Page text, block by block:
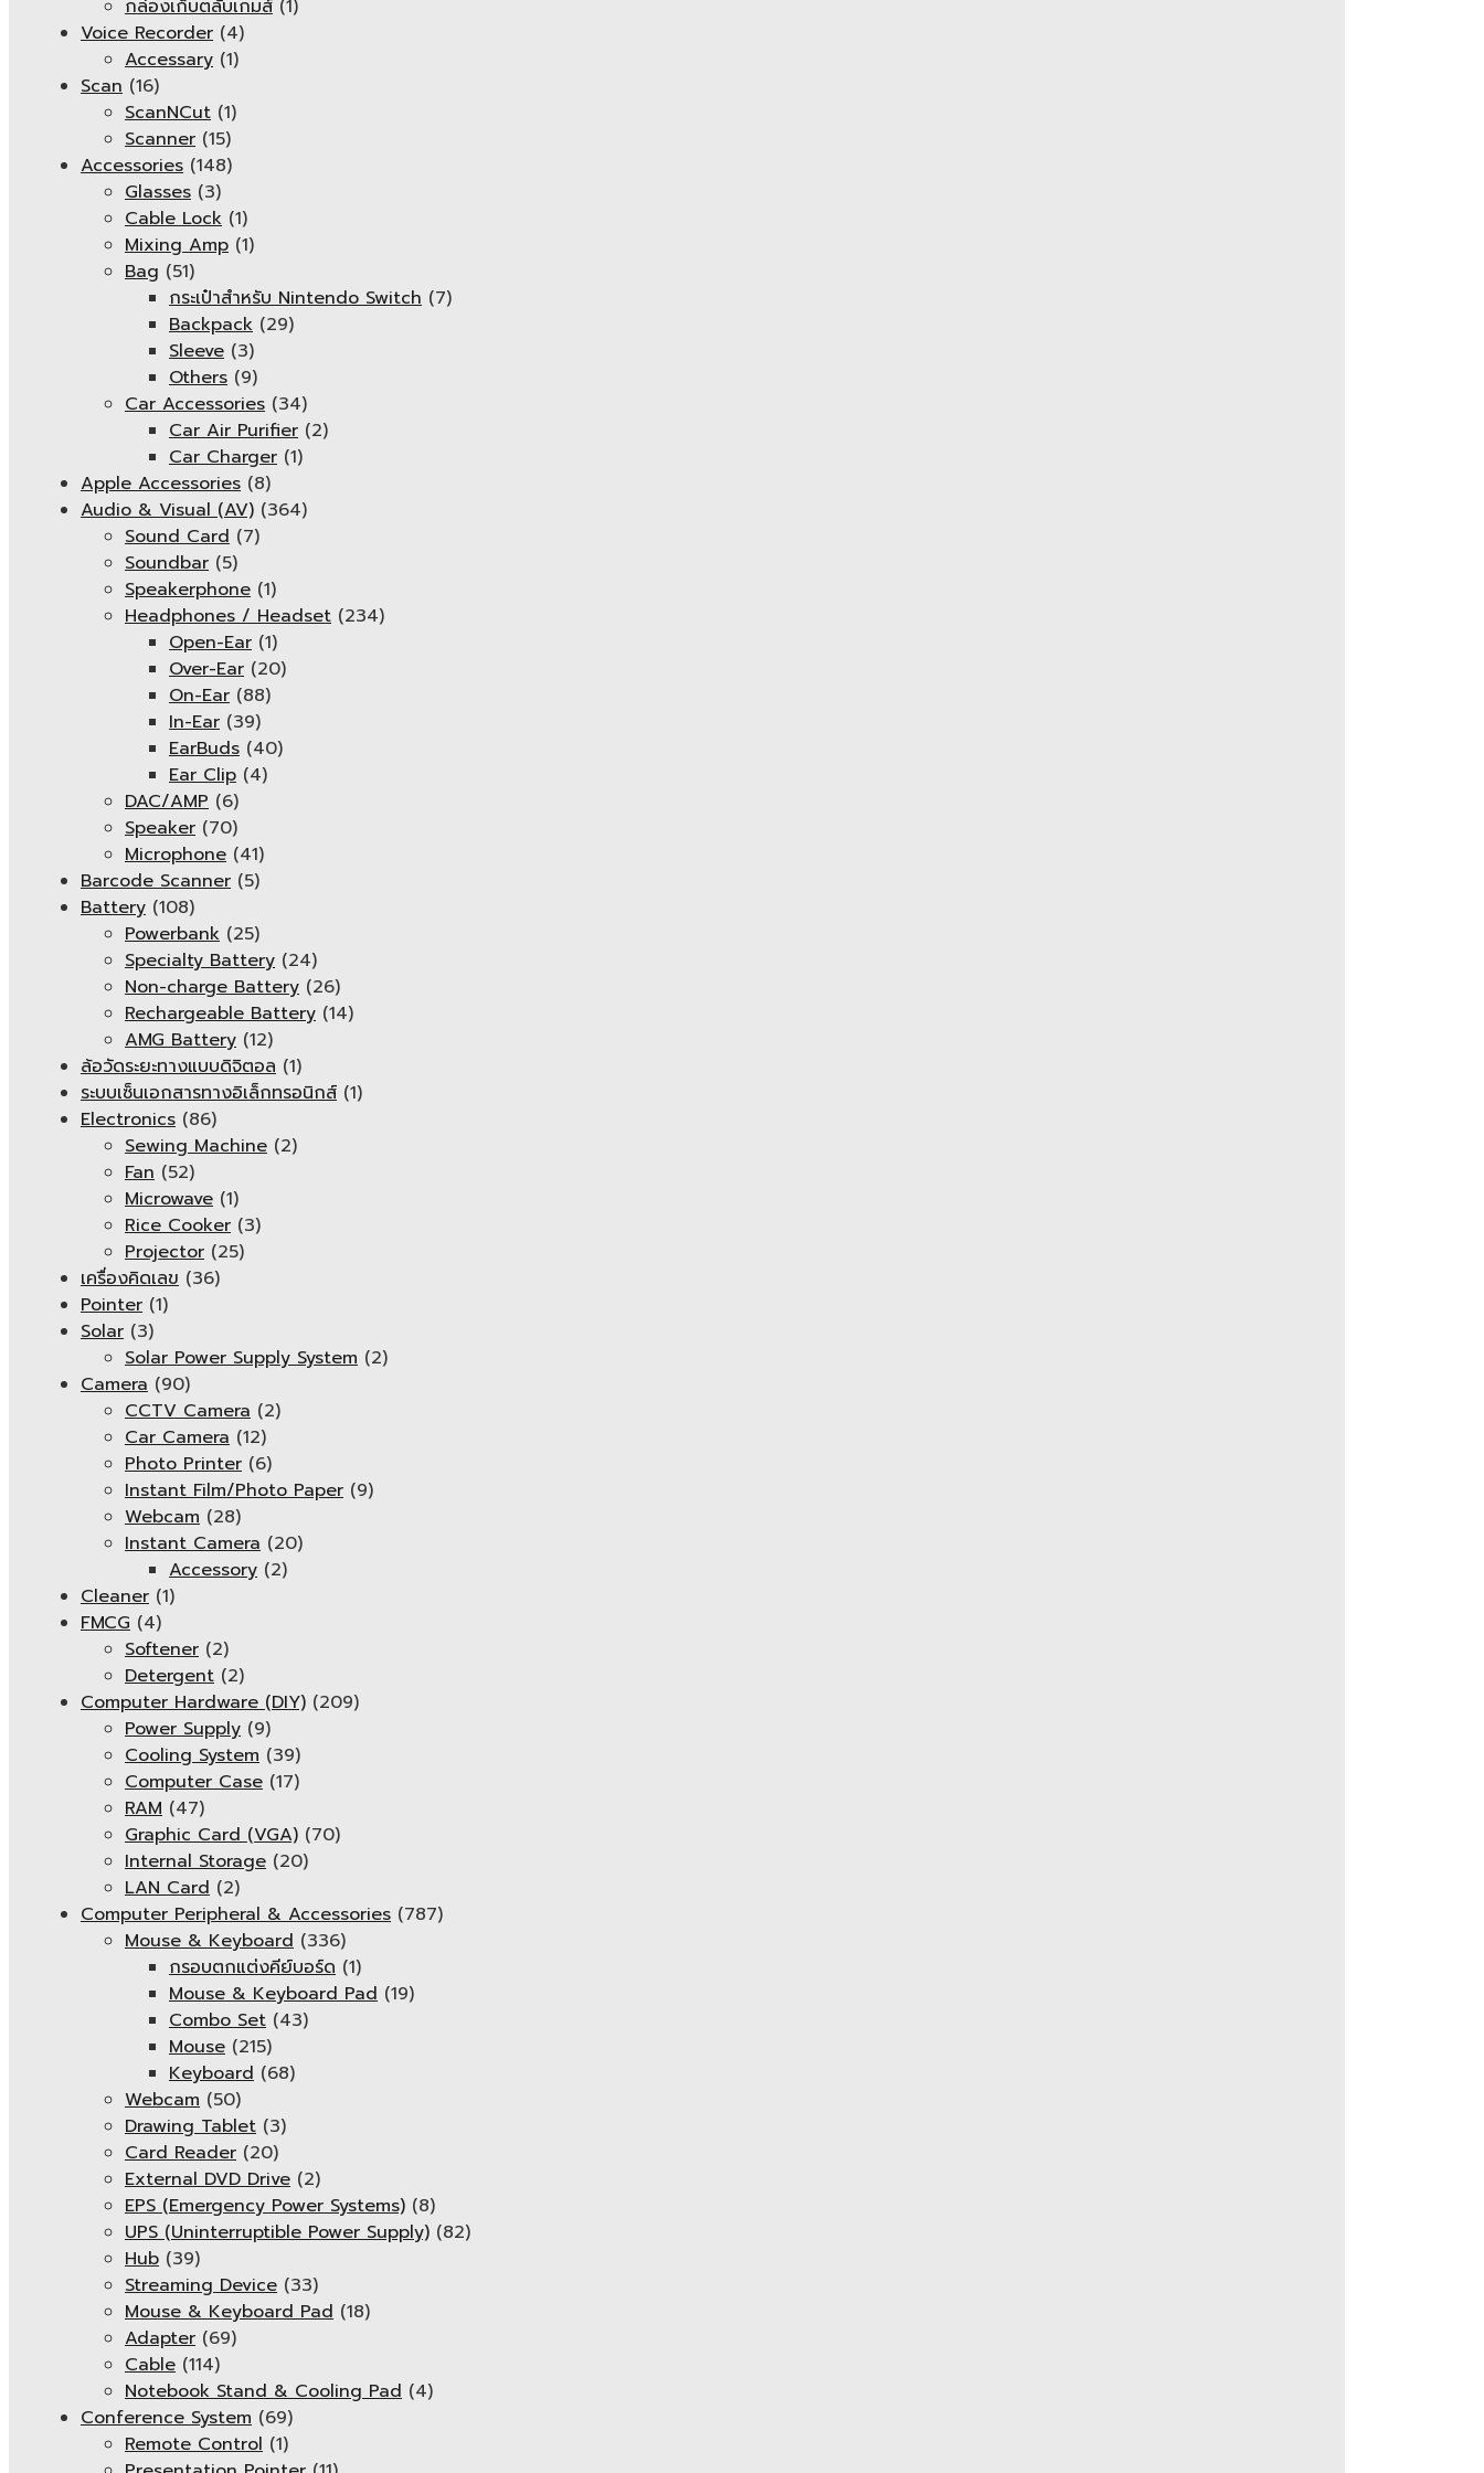
กล่องเก็บตลับเกมส์ (1)
Voice Recorder (4)
Accessary (1)
Scan (16)
ScanNCut (1)
Scanner (15)
Accessories (148)
Glasses (3)
Cable Lock (1)
Mixing Amp (1)
Bag (51)
กระเป๋าสำหรับ Nintendo Switch (7)
Backpack (29)
Sleeve (3)
Others (9)
Car Accessories (34)
Car Air Purifier (2)
Car Charger (1)
Apple Accessories (8)
Audio & Visual (AV) (364)
Sound Card (7)
Soundbar (5)
Speakerphone (1)
Headphones / Headset (234)
Open-Ear (1)
Over-Ear (20)
On-Ear (88)
In-Ear (39)
EarBuds (40)
Ear Clip (4)
DAC/AMP (6)
Speaker (70)
Microphone (41)
Barcode Scanner (5)
Battery (108)
Powerbank (25)
Specialty Battery (24)
Non-charge Battery (26)
Rechargeable Battery (14)
AMG Battery (12)
ล้อวัดระยะทางแบบดิจิตอล (1)
ระบบเซ็นเอกสารทางอิเล็กทรอนิกส์ (1)
Electronics (86)
Sewing Machine (2)
Fan (52)
Microwave (1)
Rice Cooker (3)
Projector (25)
เครื่องคิดเลข (36)
Pointer (1)
Solar (3)
Solar Power Supply System (2)
Camera (90)
CCTV Camera (2)
Car Camera (12)
Photo Printer (6)
Instant Film/Photo Paper (9)
Webcam (28)
Instant Camera (20)
Accessory (2)
Cleaner (1)
FMCG (4)
Softener (2)
Detergent (2)
Computer Hardware (DIY) (209)
Power Supply (9)
Cooling System (39)
Computer Case (17)
RAM (47)
Graphic Card (VGA) (70)
Internal Storage (20)
LAN Card (2)
Computer Peripheral & Accessories (787)
Mouse & Keyboard (336)
กรอบตกแต่งคีย์บอร์ด (1)
Mouse & Keyboard Pad (19)
Combo Set (43)
Mouse (215)
Keyboard (68)
Webcam (50)
Drawing Tablet (3)
Card Reader (20)
External DVD Drive (2)
EPS (Emergency Power Systems) (8)
UPS (Uninterruptible Power Supply) (82)
Hub (39)
Streaming Device (33)
Mouse & Keyboard Pad (18)
Adapter (69)
Cable (114)
Notebook Stand & Cooling Pad (4)
Conference System (69)
Remote Control (1)